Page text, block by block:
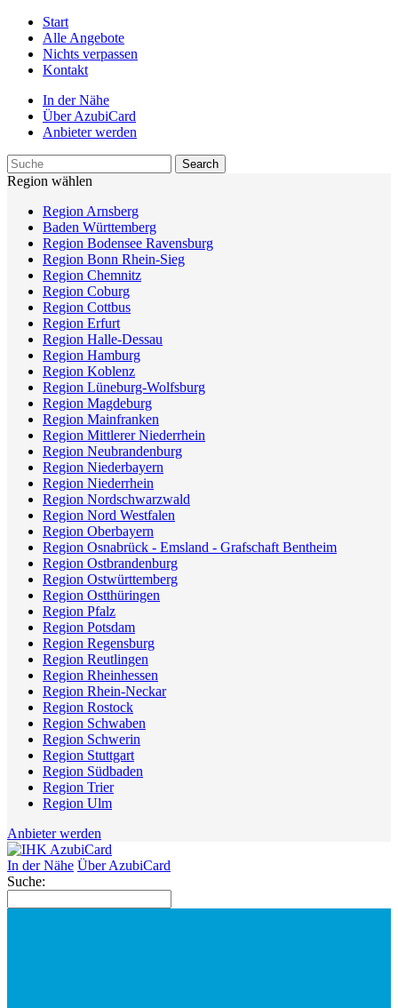
Start
Alle Angebote
Nichts verpassen
Kontakt
In der Nähe
Über AzubiCard
Anbieter werden
Region wählen
Region Arnsberg
Baden Württemberg
Region Bodensee Ravensburg
Region Bonn Rhein-Sieg
Region Chemnitz
Region Coburg
Region Cottbus
Region Erfurt
Region Halle-Dessau
Region Hamburg
Region Koblenz
Region Lüneburg-Wolfsburg
Region Magdeburg
Region Mainfranken
Region Mittlerer Niederrhein
Region Neubrandenburg
Region Niederbayern
Region Niederrhein
Region Nordschwarzwald
Region Nord Westfalen
Region Oberbayern
Region Osnabrück - Emsland - Grafschaft Bentheim
Region Ostbrandenburg
Region Ostwürttemberg
Region Ostthüringen
Region Pfalz
Region Potsdam
Region Regensburg
Region Reutlingen
Region Rheinhessen
Region Rhein-Neckar
Region Rostock
Region Schwaben
Region Schwerin
Region Stuttgart
Region Südbaden
Region Trier
Region Ulm
Anbieter werden
In der Nähe Über AzubiCard
Suche: